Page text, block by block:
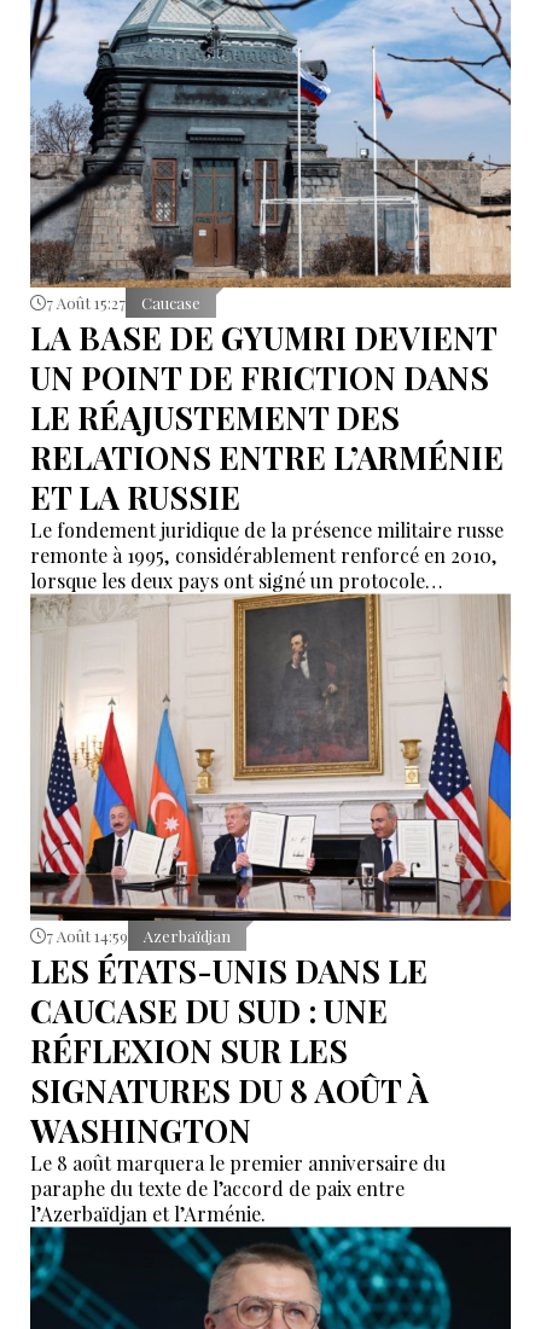
poursuit, la Russie pourrait recommander à ses
ressortissants de renoncer aux voyages en Arménie.
7 Août 15:27 Caucase
LA BASE DE GYUMRI DEVIENT
UN POINT DE FRICTION DANS
LE RÉAJUSTEMENT DES
RELATIONS ENTRE L’ARMÉNIE
ET LA RUSSIE
Le fondement juridique de la présence militaire russe
remonte à 1995, considérablement renforcé en 2010,
lorsque les deux pays ont signé un protocole
additionnel prolongeant sa validité jusqu’en 2044.
7 Août 14:59 Azerbaïdjan
LES ÉTATS-UNIS DANS LE
CAUCASE DU SUD : UNE
RÉFLEXION SUR LES
SIGNATURES DU 8 AOÛT À
WASHINGTON
Le 8 août marquera le premier anniversaire du
paraphe du texte de l’accord de paix entre
l’Azerbaïdjan et l’Arménie.